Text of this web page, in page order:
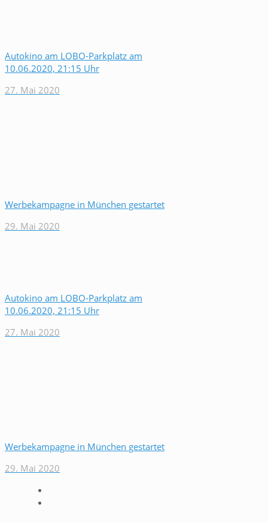
Autokino am LOBO-Parkplatz am
10.06.2020, 21:15 Uhr
27. Mai 2020
Werbekampagne in München gestartet
29. Mai 2020
Autokino am LOBO-Parkplatz am
10.06.2020, 21:15 Uhr
27. Mai 2020
Werbekampagne in München gestartet
29. Mai 2020